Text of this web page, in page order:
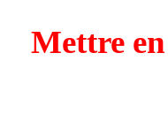
Mettre